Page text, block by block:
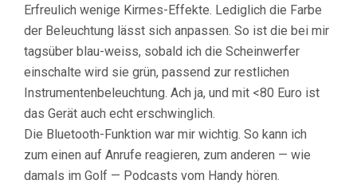
Erfreulich wenige Kirmes-Effekte. Lediglich die Farbe
der Beleuchtung lässt sich anpassen. So ist die bei mir
tagsüber blau-weiss, sobald ich die Scheinwerfer
einschalte wird sie grün, passend zur restlichen
Instrumentenbeleuchtung. Ach ja, und mit <80 Euro ist
das Gerät auch echt erschwinglich.
Die Bluetooth-Funktion war mir wichtig. So kann ich
zum einen auf Anrufe reagieren, zum anderen — wie
damals im Golf — Podcasts vom Handy hören.